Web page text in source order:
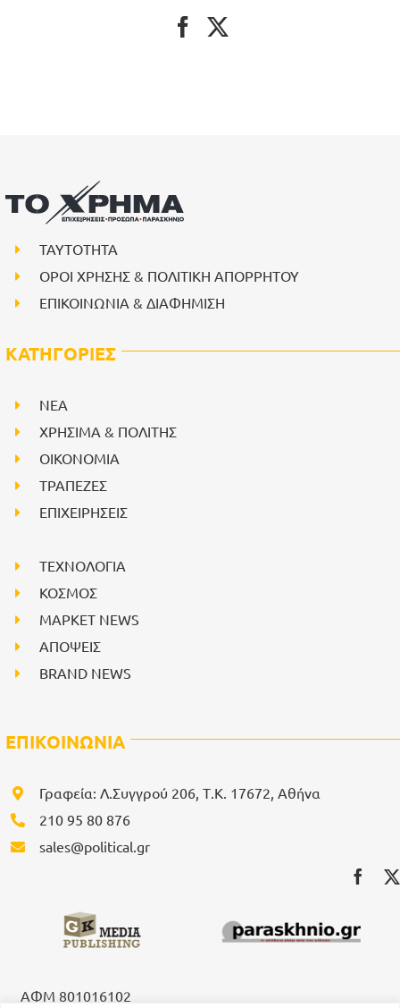
ΤΑΥΤΟΤΗΤΑ
ΟΡΟΙ ΧΡΗΣΗΣ & ΠΟΛΙΤΙΚΗ ΑΠΟΡΡΗΤΟΥ
ΕΠΙΚΟΙΝΩΝΙΑ & ΔΙΑΦΗΜΙΣΗ
ΚΑΤΗΓΟΡΙΕΣ
NEA
ΧΡΗΣΙΜΑ & ΠΟΛΙΤΗΣ
ΟΙΚΟΝΟΜΙΑ
ΤΡΑΠΕΖΕΣ
ΕΠΙΧΕΙΡΗΣΕΙΣ
ΤΕΧΝΟΛΟΓΙΑ
ΚΟΣΜΟΣ
ΜΑΡΚΕΤ NEWS
ΑΠΟΨΕΙΣ
BRAND NEWS
ΕΠΙΚΟΙΝΩΝΙΑ
Γραφεία: Λ.Συγγρού 206, Τ.Κ. 17672, Αθήνα
210 95 80 876
sales@political.gr
ΑΦΜ 801016102